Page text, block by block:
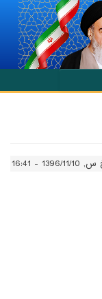
10 - 16:41